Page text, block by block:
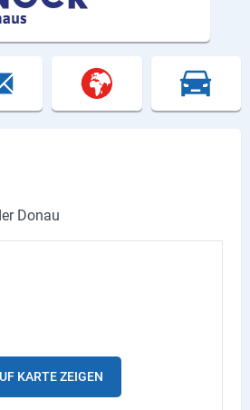
Donau
KARTE ZEIGEN